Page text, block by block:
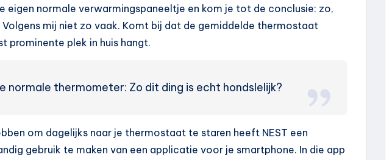
eigen normale verwarmingspaneeltje en kom je tot de conclusie: zo,
mij niet zo vaak. Komt bij dat de gemiddelde thermostaat
prominente plek in huis hangt.
normale thermometer: Zo dit ding is echt hondslelijk?
om dagelijks naar je thermostaat te staren heeft NEST een
gebruik te maken van een applicatie voor je smartphone. In die app